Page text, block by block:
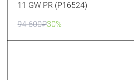
11 GW PR (P16524)
94 600₽30%